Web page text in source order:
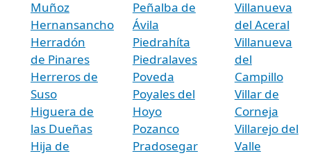
Muñoz
Hernansancho
Herradón
de Pinares
Herreros de
Suso
Higuera de
las Dueñas
Hija de
Peñalba de
Ávila
Piedrahíta
Piedralaves
Poveda
Poyales del
Hoyo
Pozanco
Pradosegar
Villanueva
del Aceral
Villanueva
del
Campillo
Villar de
Corneja
Villarejo del
Valle